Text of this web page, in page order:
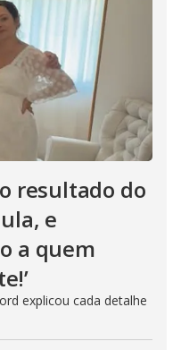
resultado do
e
a quem
explicou cada detalhe